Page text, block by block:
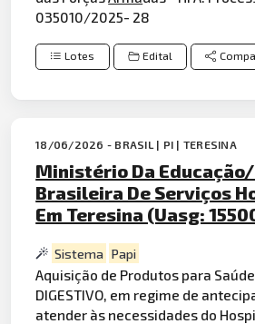
035010/2025- 28
Lotes Edital
18/06/2026 - BRASIL | PI | TERESINA
Ministério Da
Brasileira De Serviços
Em Teresina (Uasg:
Sistema Papi
Aquisição de Produtos para
DIGESTIVO, em regime de
atender às necessidades do